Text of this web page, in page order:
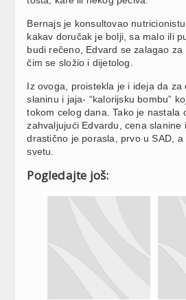
Bernajs je konsultovao
kakav doručak je bolji, sa malo ili
budi rečeno, Edvard se zalagao
čim se složio i dijetolog.
Iz ovoga, proistekla je i ideja da za
slaninu i jaja- “kalorijsku bombu”
tokom celog dana. Tako je nastala
zahvaljujući Edvardu, cena slanine
drastično je porasla, prvo u SAD, a
svetu.
Pogledajte još: